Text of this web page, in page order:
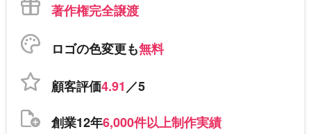
著作権完全譲渡
ロゴの色変更も無料
顧客評価4.91／5
創業12年6,000件以上制作実績